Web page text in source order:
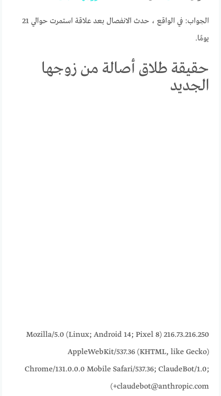
الجواب: في الواقع ، حدث الانفصال بعد علاقة استمرت حوالي 21
يومًا.
حقيقة طلاق أصالة من زوجها
الجديد
216.73.216.250 Mozilla/5.0 (Linux; Android 14; Pixel 8)
AppleWebKit/537.36 (KHTML, like Gecko)
Chrome/131.0.0.0 Mobile Safari/537.36; ClaudeBot/1.0;
+claudebot@anthropic.com)